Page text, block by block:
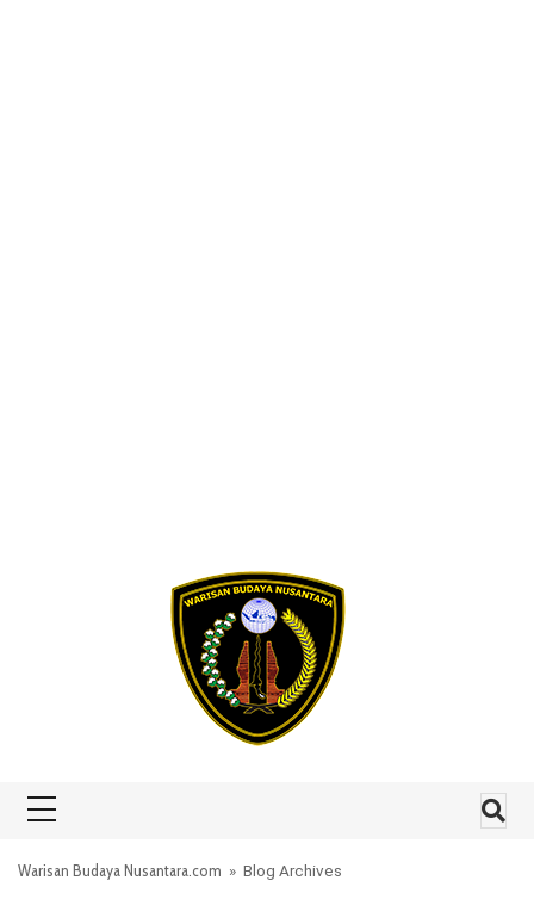
Warisan Budaya Nusantara.com » Blog Archives